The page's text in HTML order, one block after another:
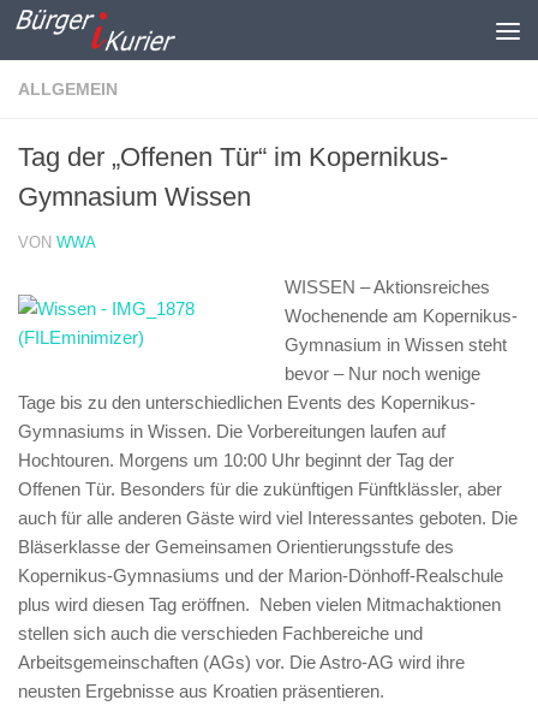
Zum Inhalt springen
ALLGEMEIN
Tag der „Offenen Tür“ im Kopernikus-
Gymnasium Wissen
VON WWA
WISSEN – Aktionsreiches
Wochenende am Kopernikus-
Gymnasium in Wissen steht
bevor – Nur noch wenige
Tage bis zu den unterschiedlichen Events des Kopernikus-
Gymnasiums in Wissen. Die Vorbereitungen laufen auf
Hochtouren. Morgens um 10:00 Uhr beginnt der Tag der
Offenen Tür. Besonders für die zukünftigen Fünftklässler, aber
auch für alle anderen Gäste wird viel Interessantes geboten. Die
Bläserklasse der Gemeinsamen Orientierungsstufe des
Kopernikus-Gymnasiums und der Marion-Dönhoff-Realschule
plus wird diesen Tag eröffnen. Neben vielen Mitmachaktionen
stellen sich auch die verschieden Fachbereiche und
Arbeitsgemeinschaften (AGs) vor. Die Astro-AG wird ihre
neusten Ergebnisse aus Kroatien präsentieren.